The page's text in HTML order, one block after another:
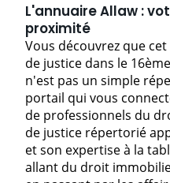
L'annuaire Allaw :
proximité
Vous découvrez que
de justice dans le
n'est pas un simple
portail qui vous
de professionnels du
de justice répertorié
et son expertise à la
allant du droit